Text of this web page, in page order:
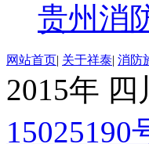
贵州消
网站首页| 关于祥泰| 消防
2015年
15025190